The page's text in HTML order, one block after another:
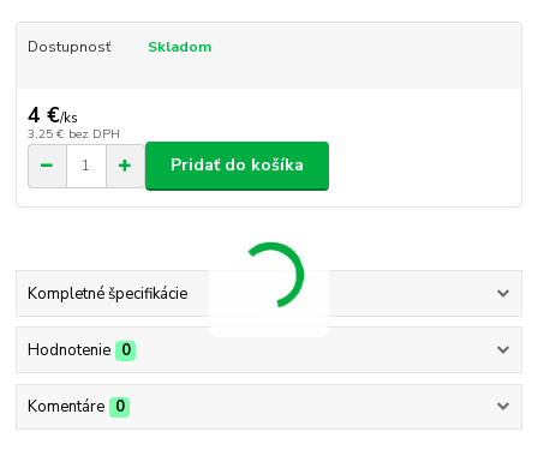
Dostupnosť Skladom
4 €/ks
3,25 € bez DPH
Pridať do košíka
Kompletné špecifikácie
Hodnotenie 0
Komentáre 0